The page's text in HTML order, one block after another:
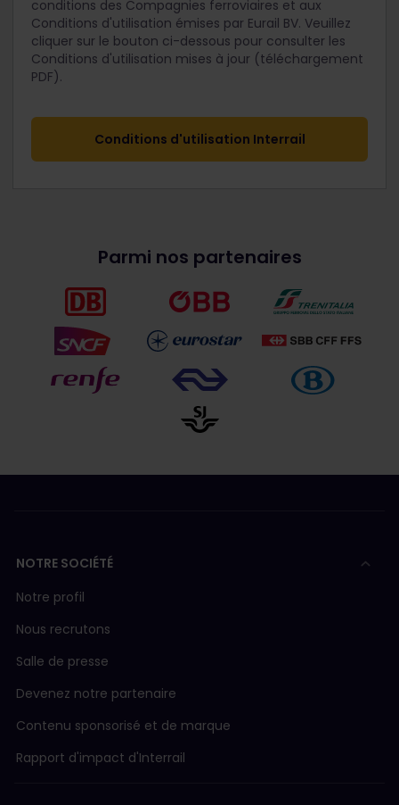
conditions des Compagnies ferroviaires et aux
Conditions d'utilisation émises par Eurail BV. Veuillez
cliquer sur le bouton ci-dessous pour consulter les
Conditions d'utilisation mises à jour (téléchargement
PDF).
Conditions d'utilisation Interrail
Parmi nos partenaires
NOTRE SOCIÉTÉ
Notre profil
Nous recrutons
Salle de presse
Devenez notre partenaire
Contenu sponsorisé et de marque
Rapport d'impact d'Interrail